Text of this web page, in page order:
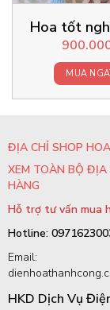
Hoa tốt
MUA
ĐỊA CHỈ SHOP HOA
XEM TOÀN BỘ ĐỊA
HÀNG
Hỗ trợ tư vấn mua
Hotline:
Email:
HKD Dịch Vụ